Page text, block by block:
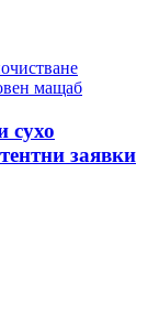
сухо
заявки